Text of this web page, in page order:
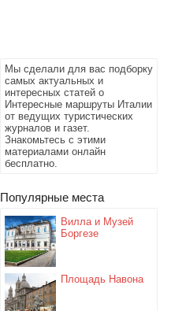
Мы сделали для вас подборку
самых актуальных и
интересных статей о
Интересные маршруты Италии
от ведущих туристических
журналов и газет.
Знакомьтесь с этими
материалами онлайн
бесплатно.
Популярные места
Вилла и Музей
Боргезе
Площадь Навона